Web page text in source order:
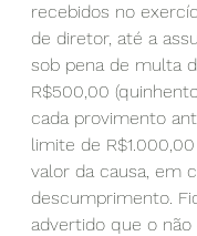
recebidos no
de diretor, até a
sob pena de multa
R$500,00
cada provimento
limite de
valor da causa, em
descumprimento.
advertido que o